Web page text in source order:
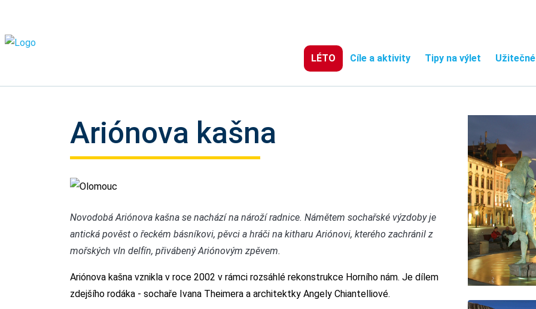
LÉTO Cíle a aktivity Tipy na výlet
Ariónova kašna
Olomouc
Novodobá Ariónova kašna se nachází na nároží radnice. Námětem sochařské výzdoby je
antická pověst o řeckém básníkovi, pěvci a hráči na kitharu Ariónovi, kterého zachránil z
mořských vln delfín, přivábený Ariónovým zpěvem.
Ariónova kašna vznikla v roce 2002 v rámci rozsáhlé rekonstrukce Horního nám. Je dílem
zdejšího rodáka - sochaře Ivana Theimera a architektky Angely Chiantelliové.